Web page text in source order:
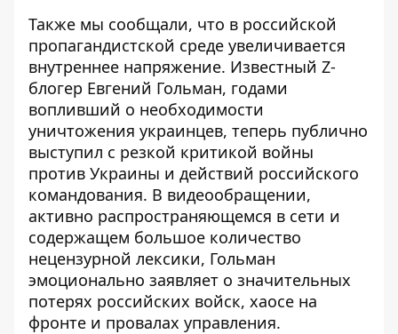
Также мы сообщали, что в российской
пропагандистской среде увеличивается
внутреннее напряжение. Известный Z-
блогер Евгений Гольман, годами
вопливший о необходимости
уничтожения украинцев, теперь публично
выступил с резкой критикой войны
против Украины и действий российского
командования. В видеообращении,
активно распространяющемся в сети и
содержащем большое количество
нецензурной лексики, Гольман
эмоционально заявляет о значительных
потерях российских войск, хаосе на
фронте и провалах управления.